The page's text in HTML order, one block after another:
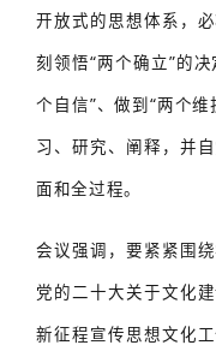
开放式的思想体系，
刻领悟“两个确立”的
个自信”、做到“两个
习、研究、阐释，并
面和全过程。
会议强调，要紧紧围
党的二十大关于文化
新征程宣传思想文化